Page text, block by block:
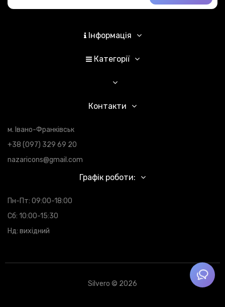
Інформація
Категорії
Контакти
м. Івано-Франківськ
+38 (097) 329 69 20
nazaricons@gmail.com
Графік роботи:
Пн-Пт: 09:00-18:00
Сб: 10:00-15:30
Нд: вихідний
Silvero © 2026